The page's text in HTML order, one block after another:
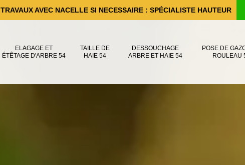
TRAVAUX AVEC NACELLE SI NECESSAIRE : SPÉCIALISTE HAUTEUR
ELAGAGE ET
ÉTÊTAGE D'ARBRE 54
TAILLE DE
HAIE 54
DESSOUCHAGE
ARBRE ET HAIE 54
POSE DE
ROULEAU